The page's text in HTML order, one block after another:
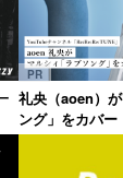
PR
礼央（aoen）
ング」をカバー